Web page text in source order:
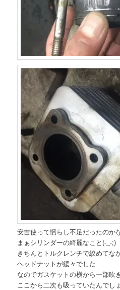
安吉使って慣らし不足だったのか
まぁシリンダーの綺麗なこと(-_-;)
きちんとトルクレンチで絞めてな
ヘッドナットが緩々でした
なのでガスケットの横から一部吹
ここから二次も吸っていたんでし